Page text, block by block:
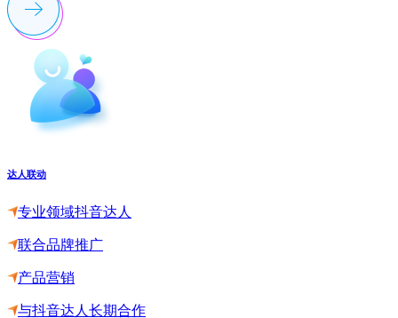
达人联动
专业领域抖音达人
联合品牌推广
产品营销
与抖音达人长期合作